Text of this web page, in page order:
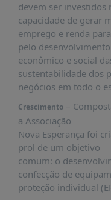
LIVROS
ESTUDOS
NOTÍCIAS
PRÊMIO
ABDE-
BID
PRÊMIO
ABDE
DE
JORNALISMO
SABER
+
devem ser investidos
capacidade de gerar
emprego e renda
pelo desenvolvimento
econômico e social
sustentabilidade dos
negócios em todo o
Crescimento–
a Associação
Nova Esperança foi
prol de um objetivo
comum: o
confecção de
proteção individual